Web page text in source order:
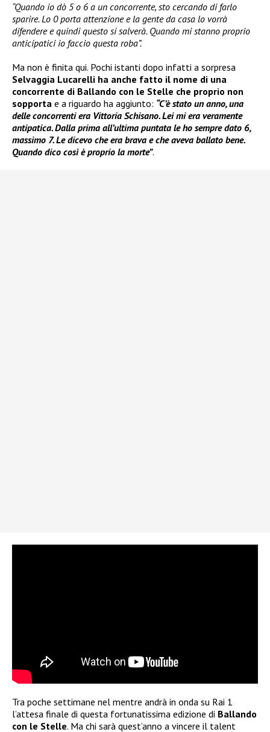
“Quando io dò 5 o 6 a un concorrente, sto cercando di farlo
sparire. Lo 0 porta attenzione e la gente da casa lo vorrà
difendere e quindi questo si salverà. Quando mi stanno proprio
anticipatici io faccio questa roba”.
Ma non è finita qui. Pochi istanti dopo infatti a sorpresa
Selvaggia Lucarelli ha anche fatto il nome di una
concorrente di Ballando con le Stelle che proprio non
sopporta e a riguardo ha aggiunto: “C’è stato un anno, una
delle concorrenti era Vittoria Schisano. Lei mi era veramente
antipatica. Dalla prima all’ultima puntata le ho sempre dato 6,
massimo 7. Le dicevo che era brava e che aveva ballato bene.
Quando dico così è proprio la morte”.
Tra poche settimane nel mentre andrà in onda su Rai 1
l’attesa finale di questa fortunatissima edizione di Ballando
con le Stelle. Ma chi sarà quest’anno a vincere il talent